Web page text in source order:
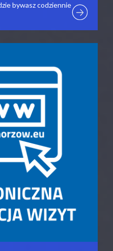
bywasz codziennie